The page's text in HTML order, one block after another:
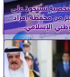
تستحوذ على
من محفظة أفراد
الإسلامي...